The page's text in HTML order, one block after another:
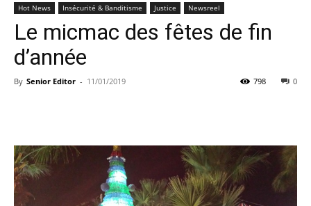
Hot News
Insécurité & Banditisme Justice Newsreel
Le micmac des fêtes de fin
d’année
By Senior Editor - 11/01/2019 0
798